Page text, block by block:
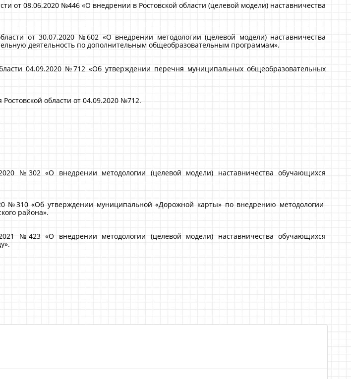
от 08.06.2020 №446 «О внедрении в Ростовской области (целевой модели) наставничества
от 30.07.2020 №602 «О внедрении методологии (целевой модели) наставничества
деятельность по дополнительным общеобразовательным программам».
04.09.2020 №712 «Об утверждении перечня муниципальных общеобразовательных
области от 04.09.2020 №712.
№302 «О внедрении методологии (целевой модели) наставничества обучающихся
№310 «Об утверждении муниципальной «Дорожной карты» по внедрению методологии
района».
№423 «О внедрении методологии (целевой модели) наставничества обучающихся